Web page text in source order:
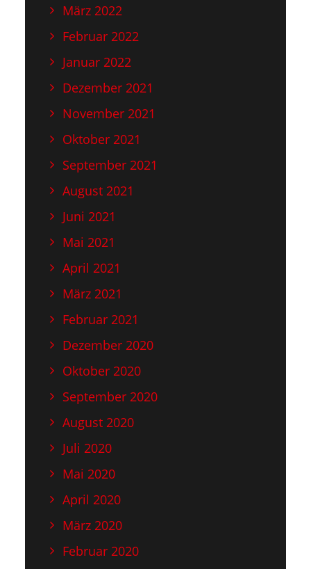
März 2022
Februar 2022
Januar 2022
Dezember 2021
November 2021
Oktober 2021
September 2021
August 2021
Juni 2021
Mai 2021
April 2021
März 2021
Februar 2021
Dezember 2020
Oktober 2020
September 2020
August 2020
Juli 2020
Mai 2020
April 2020
März 2020
Februar 2020